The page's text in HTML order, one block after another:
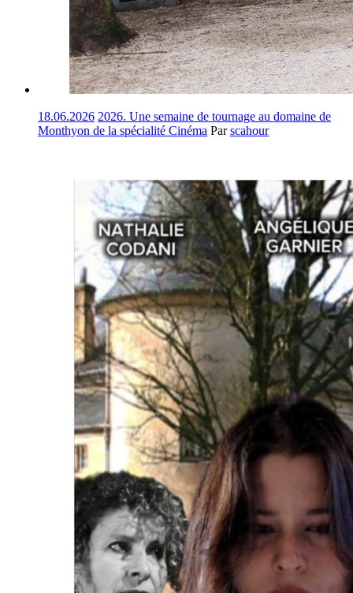
18.06.2026 2026. Une semaine de tournage au domaine de
Monthyon de la spécialité Cinéma Parscahour